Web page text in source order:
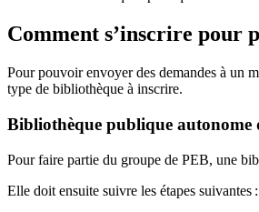
Comment s’inscrire pour
Pour pouvoir envoyer des demandes à un
type de bibliothèque à inscrire.
Bibliothèque publique autonome
Pour faire partie du groupe de PEB, une
Elle doit ensuite suivre les étapes suivantes :